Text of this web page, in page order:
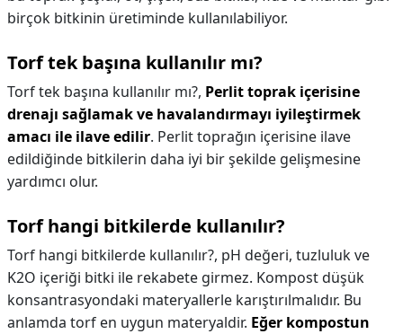
birçok bitkinin üretiminde kullanılabiliyor.
Torf tek başına kullanılır mı?
Torf tek başına kullanılır mı?, Perlit toprak içerisine
drenajı sağlamak ve havalandırmayı iyileştirmek
amacı ile ilave edilir. Perlit toprağın içerisine ilave
edildiğinde bitkilerin daha iyi bir şekilde gelişmesine
yardımcı olur.
Torf hangi bitkilerde kullanılır?
Torf hangi bitkilerde kullanılır?, pH değeri, tuzluluk ve
K2O içeriği bitki ile rekabete girmez. Kompost düşük
konsantrasyondaki materyallerle karıştırılmalıdır. Bu
anlamda torf en uygun materyaldir. Eğer kompostun